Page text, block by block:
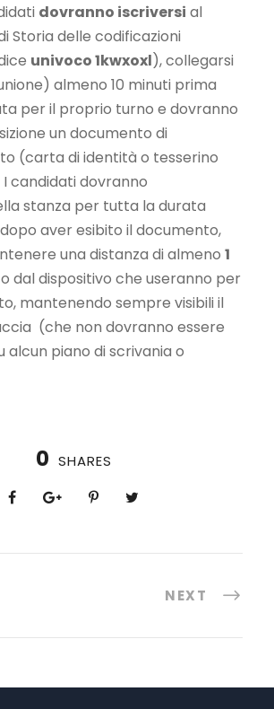
dovranno iscriversi al
Storia delle codificazioni
univoco 1kwxoxl), collegarsi
almeno 10 minuti prima
per il proprio turno e dovranno
un documento di
(carta di identità o tesserino
candidati dovranno
stanza per tutta la durata
aver esibito il documento,
una distanza di almeno 1
dal dispositivo che useranno per
mantenendo sempre visibili il
(che non dovranno essere
alcun piano di scrivania o
0 SHARES
NEXT